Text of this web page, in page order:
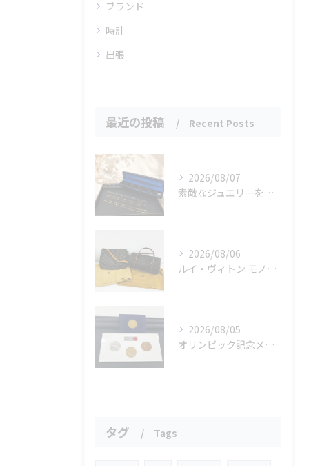
ブランド
時計
出張
最近の投稿 Recent Posts
2026/08/07
素敵なジュエリーをたくさんお買取りさせていただきました✨
2026/08/06
ルイ・ヴィトン モノグラムバッグ2点をお買取させていただきました✨
2026/08/05
オリンピック記念メダルとメイプルリーフコインをお買取りさせていただきました🏅✨
タグ Tags